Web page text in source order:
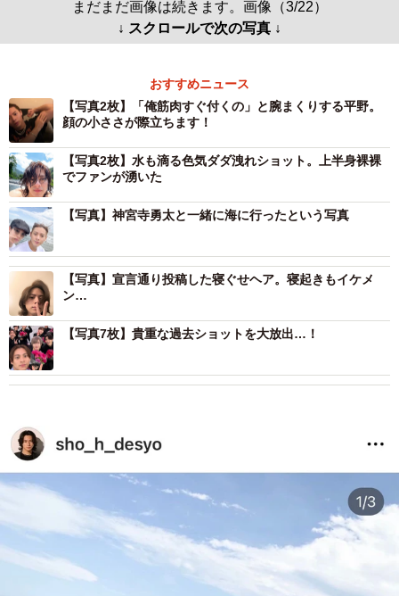
まだまだ画像は続きます。画像（3/22）
↓ スクロールで次の写真 ↓
おすすめニュース
【写真2枚】「俺筋肉すぐ付くの」と腕まくりする平野。
顔の小ささが際立ちます！
【写真2枚】水も滴る色気ダダ洩れショット。上半身裸裸
でファンが湧いた
【写真】神宮寺勇太と一緒に海に行ったという写真
【写真】宣言通り投稿した寝ぐせヘア。寝起きもイケメ
ン…
【写真7枚】貴重な過去ショットを大放出…！